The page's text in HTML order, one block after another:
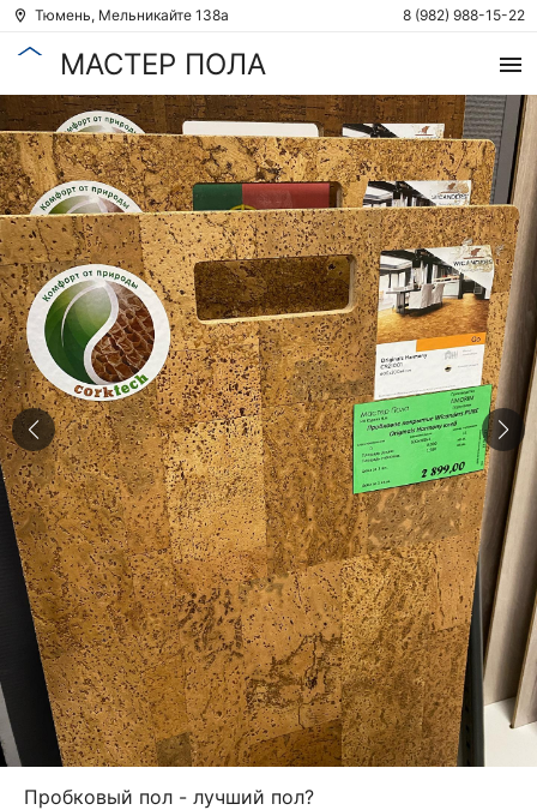
Тюмень, Мельникайте 138а 8 (982) 988-15-22
МАСТЕР ПОЛА
Пробковый пол - лучший пол?